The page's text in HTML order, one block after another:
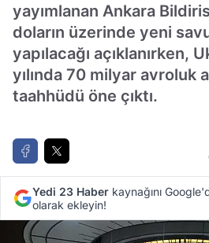
yayımlanan Ankara
doların üzerinde yeni
yapılacağı açıklanırken,
yılında 70 milyar avroluk
taahhüdü öne çıktı.
Yedi 23 Haber kaynağını
olarak ekleyin!